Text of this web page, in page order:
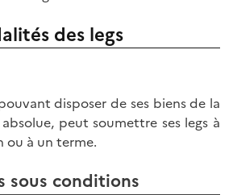
des legs
disposer de ses biens de la
peut soumettre ses legs à
ou à un terme.
sous conditions